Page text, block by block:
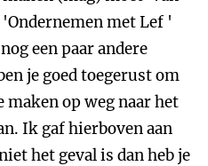
met Lef '
een paar andere
je goed toegerust om
maken op weg naar het
Ik gaf hierboven aan
het geval is dan heb je